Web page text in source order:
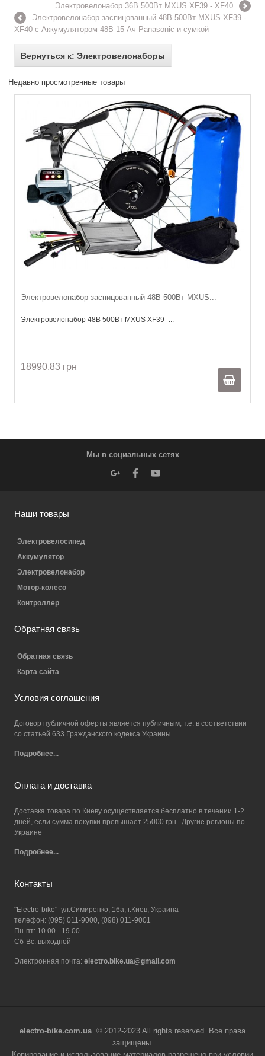
Электровелонабор 36В 500Вт MXUS XF39 - XF40
Электровелонабор заспицованный 48В 500Вт MXUS XF39 -
XF40 с Аккумулятором 48В 15 Ач Panasonic и сумкой
Вернуться к: Электровелонаборы
Недавно просмотренные товары
Электровелонабор заспицованный 48В 500Вт MXUS...
Электровелонабор 48В 500Вт MXUS XF39 -...
18990,83 грн
Мы в социальных сетях
Наши товары
Электровелосипед
Аккумулятор
Электровелонабор
Мотор-колесо
Контроллер
Обратная связь
Обратная связь
Карта сайта
Условия соглашения
Договор публичной оферты является публичным, т.е. в соответствии
со статьей 633 Гражданского кодекса Украины.
Подробнее...
Оплата и доставка
Доставка товара по Киеву осуществляется бесплатно в течении 1-2
дней, если сумма покупки превышает 25000 грн. Другие регионы по
Украине
Подробнее...
Контакты
"Electro-bike" ул.Симиренко, 16а, г.Киев, Украина
телефон: (095) 011-9000, (098) 011-9001
Пн-пт: 10.00 - 19.00
Сб-Вс: выходной
Электронная почта: electro.bike.ua@gmail.com
electro-bike.com.ua © 2012-2023 All rights reserved. Все права
защищены.
Копирование и использование материалов разрешено при условии